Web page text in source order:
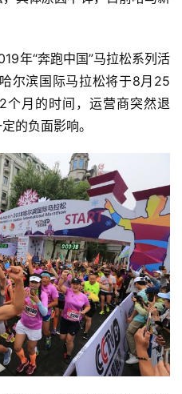
年“奔跑中国”马拉松系列活
尔滨国际马拉松将于8月25
个月的时间，运营商突然退
的负面影响。